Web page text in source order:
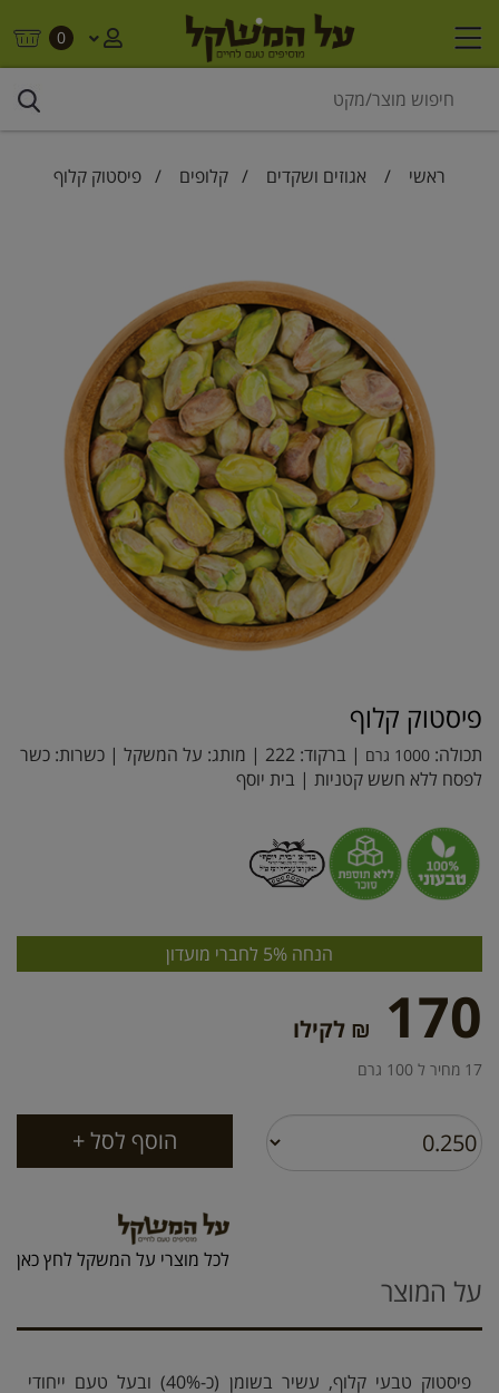
0
ראשי / אגוזים ושקדים / קלופים / פיסטוק קלוף
פיסטוק קלוף
תכולה: 1000 גרם | ברקוד: 222 | מותג: על המשקל | כשרות: כשר
לפסח ללא חשש קטניות | בית יוסף
הנחה 5% לחברי מועדון
170 ₪ לקילו
17 מחיר ל 100 גרם
לכל מוצרי על המשקל לחץ כאן
על המוצר
פיסטוק טבעי קלוף
, עשיר בשומן (כ-40%) ובעל טעם ייחודי